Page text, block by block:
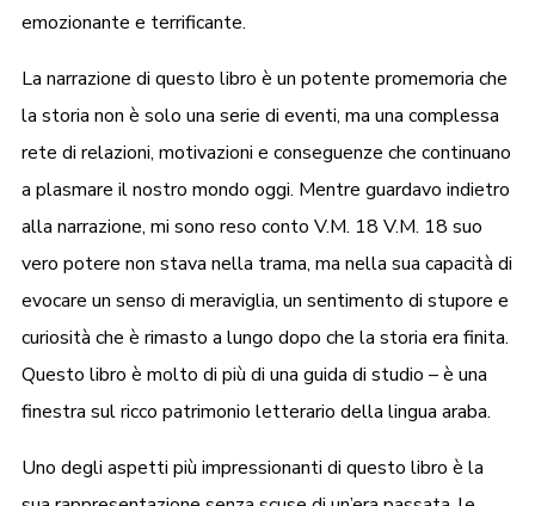
emozionante e terrificante.
La narrazione di questo libro è un potente promemoria che
la storia non è solo una serie di eventi, ma una complessa
rete di relazioni, motivazioni e conseguenze che continuano
a plasmare il nostro mondo oggi. Mentre guardavo indietro
alla narrazione, mi sono reso conto V.M. 18 V.M. 18 suo
vero potere non stava nella trama, ma nella sua capacità di
evocare un senso di meraviglia, un sentimento di stupore e
curiosità che è rimasto a lungo dopo che la storia era finita.
Questo libro è molto di più di una guida di studio – è una
finestra sul ricco patrimonio letterario della lingua araba.
Uno degli aspetti più impressionanti di questo libro è la